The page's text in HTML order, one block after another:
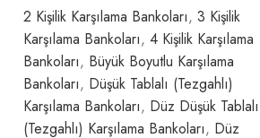
2 Kişilik Karşılama Bankoları, 3 Kişilik
Karşılama Bankoları, 4 Kişilik Karşılama
Bankoları, Büyük Boyutlu Karşılama
Bankoları, Düşük Tablalı (Tezgahlı)
Karşılama Bankoları, Düz Düşük Tablalı
(Tezgahlı) Karşılama Bankoları, Düz